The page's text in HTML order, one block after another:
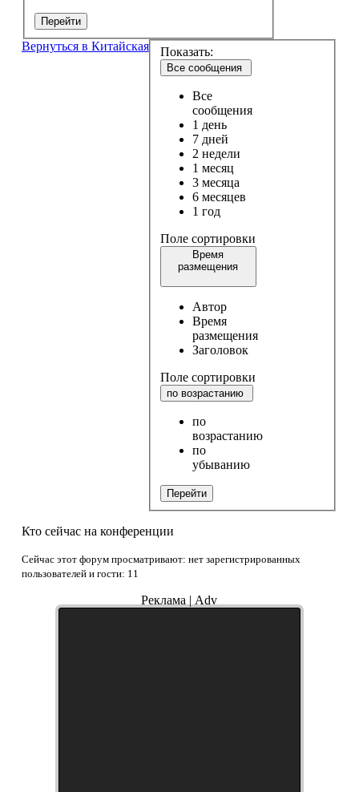
Перейти
Вернуться в Китайская Показать:
Все сообщения
Все
сообщения
1 день
7 дней
2 недели
1 месяц
3 месяца
6 месяцев
1 год
Поле сортировки
Время
размещения
Автор
Время
размещения
Заголовок
Поле сортировки
по возрастанию
по
возрастанию
по
убыванию
Перейти
Кто сейчас на конференции
Сейчас этот форум просматривают: нет зарегистрированных
пользователей и гости: 11
Реклама | Adv